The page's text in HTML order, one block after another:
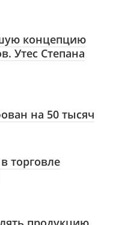
концепцию
Утес Степана
на 50 тысяч
торговле